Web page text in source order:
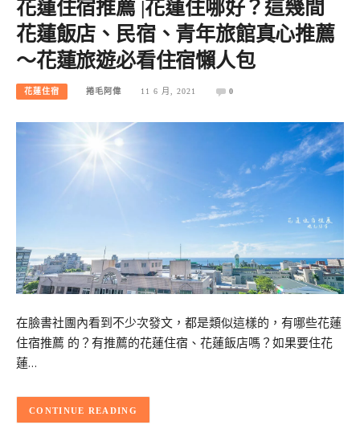
花蓮住宿推薦 |花蓮住哪好？這幾間
花蓮飯店、民宿、青年旅館真心推薦
～花蓮旅遊必看住宿懶人包
花蓮住宿 捲毛阿偉 11 6 月, 2021 0
在臉書社團內看到不少次發文，都是類似這樣的，有哪些花蓮
住宿推薦 的？有推薦的花蓮住宿、花蓮飯店嗎？如果要住花
蓮…
CONTINUE READING